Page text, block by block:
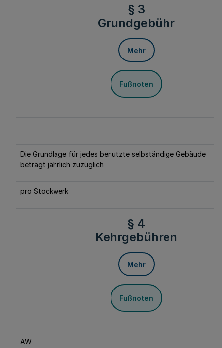
§ 3
Grundgebühr
Mehr
Fußnoten
Die Grundlage für jedes benutzte selbständige Gebäude
beträgt jährlich zuzüglich
pro Stockwerk
§ 4
Kehrgebühren
Mehr
Fußnoten
AW